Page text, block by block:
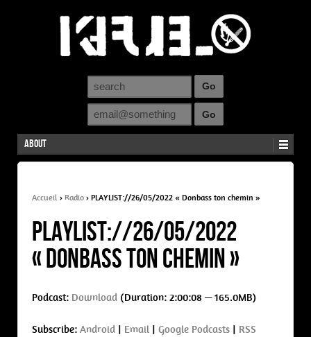
About
Accueil › Radio › PLAYLIST://26/05/2022 « Donbass ton chemin »
PLAYLIST://26/05/2022
« Donbass ton chemin »
Podcast: Download (Duration: 2:00:08 — 165.0MB)
Subscribe: Android | Email | Google Podcasts | RSS